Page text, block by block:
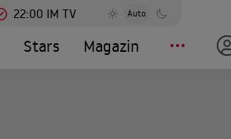
22:00 IM TV Auto
Stars Magazin